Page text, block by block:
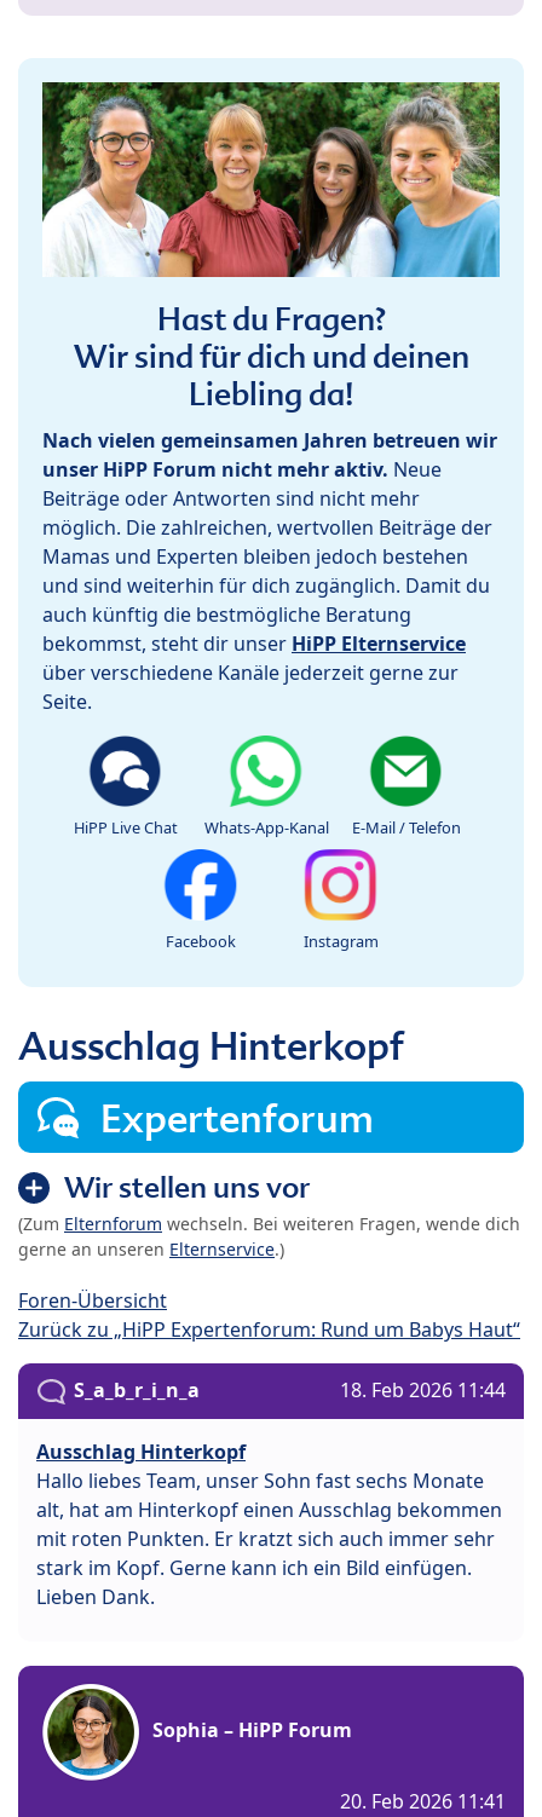
Hast du Fragen?
Wir sind für dich und deinen
Liebling da!
Nach vielen gemeinsamen Jahren betreuen wir
unser HiPP Forum nicht mehr aktiv. Neue
Beiträge oder Antworten sind nicht mehr
möglich. Die zahlreichen, wertvollen Beiträge der
Mamas und Experten bleiben jedoch bestehen
und sind weiterhin für dich zugänglich. Damit du
auch künftig die bestmögliche Beratung
bekommst, steht dir unser HiPP Elternservice
über verschiedene Kanäle jederzeit gerne zur
Seite.
HiPP Live Chat Whats-App-Kanal E-Mail / Telefon
Facebook Instagram
Ausschlag Hinterkopf
Expertenforum
Wir stellen uns vor
(Zum Elternforum wechseln. Bei weiteren Fragen, wende dich
gerne an unseren Elternservice.)
Foren-Übersicht
Zurück zu „HiPP Expertenforum: Rund um Babys Haut“
S_a_b_r_i_n_a 18. Feb 2026 11:44
Ausschlag Hinterkopf
Hallo liebes Team, unser Sohn fast sechs Monate
alt, hat am Hinterkopf einen Ausschlag bekommen
mit roten Punkten. Er kratzt sich auch immer sehr
stark im Kopf. Gerne kann ich ein Bild einfügen.
Lieben Dank.
Sophia – HiPP Forum
20. Feb 2026 11:41